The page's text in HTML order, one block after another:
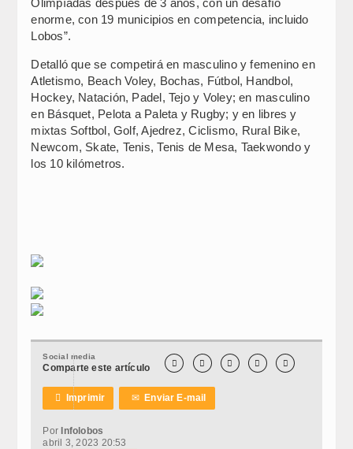
Olimpíadas después de 3 años, con un desafío
enorme, con 19 municipios en competencia, incluido
Lobos”.
Detalló que se competirá en masculino y femenino en
Atletismo, Beach Voley, Bochas, Fútbol, Handbol,
Hockey, Natación, Padel, Tejo y Voley; en masculino
en Básquet, Pelota a Paleta y Rugby; y en libres y
mixtas Softbol, Golf, Ajedrez, Ciclismo, Rural Bike,
Newcom, Skate, Tenis, Tenis de Mesa, Taekwondo y
los 10 kilómetros.
Social media
Comparte este artículo     
 Imprimir ✉Enviar E-mail
Por Infolobos
abril 3, 2023 20:53